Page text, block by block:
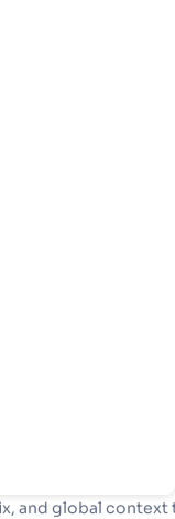
and global context